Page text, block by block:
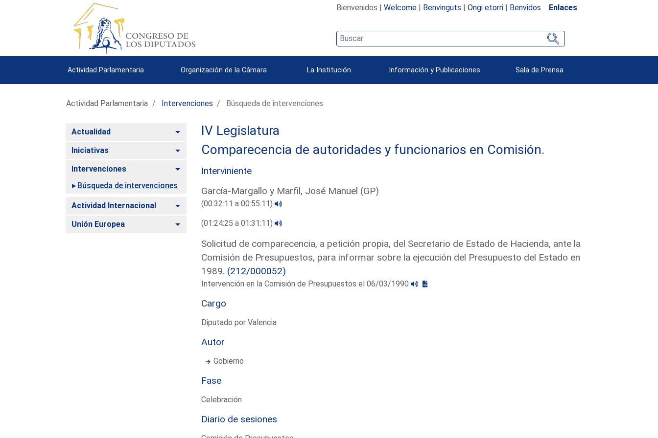
Bienvenidos | Welcome| Benvinguts | Ongi etorri| Benvidos Enlaces
Actividad Parlamentaria Organización de la Cámara La Institución Información y Publicaciones Sala de Prensa
Actividad Parlamentaria Intervenciones Búsqueda de intervenciones
Actualidad Alternar
Iniciativas Alternar
Intervenciones
Alternar
Búsqueda de intervenciones
Actividad Internacional Alternar
Unión Europea Alternar
IV Legislatura
Comparecencia de autoridades y funcionarios en Comisión.
Interviniente
García-Margallo y Marfil, José Manuel (GP)
(00:32:11 a 00:55:11)
(01:24:25 a 01:31:11)
Solicitud de comparecencia, a petición propia, del Secretario de Estado de Hacienda, ante la
Comisión de Presupuestos, para informar sobre la ejecución del Presupuesto del Estado en
1989. (212/000052)
Intervención en la Comisión de Presupuestos el 06/03/1990
Cargo
Diputado por Valencia
Autor
Gobierno
Fase
Celebración
Diario de sesiones